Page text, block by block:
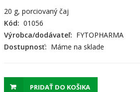
20 g, porciovaný čaj
Kód: 01056
Výrobca/dodávateľ: FYTOPHARMA
Dostupnosť: Máme na sklade
PRIDAŤ DO KOŠIKA